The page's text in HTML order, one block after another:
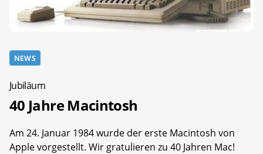
NEWS
Jubiläum
40 Jahre Macintosh
Am 24. Januar 1984 wurde der erste Macintosh von
Apple vorgestellt. Wir gratulieren zu 40 Jahren Mac!